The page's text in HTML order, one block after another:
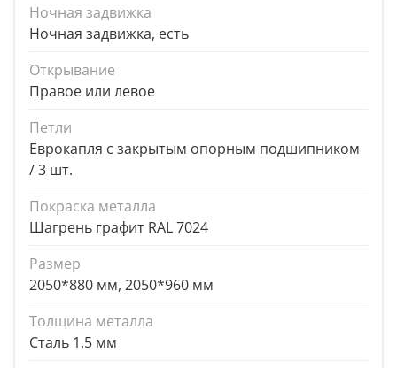
Ночная задвижка
Ночная задвижка, есть
Открывание
Правое или левое
Петли
Еврокапля с закрытым опорным подшипником
/ 3 шт.
Покраска металла
Шагрень графит RAL 7024
Размер
2050*880 мм, 2050*960 мм
Толщина металла
Сталь 1,5 мм